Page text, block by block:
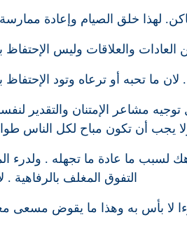
لهذا خلق الصيام وإعادة
والعلاقات وليس
ما تحبه أو ترعاه وتود
مشاعر الإمتنان والتقدير
يجب أن تكون مباح لكل الناس
لسبب ما عادة ما تجهله . ولدرء
التفوق المغلف بالرفاهية .
لا بأس به وهذا ما يقوض